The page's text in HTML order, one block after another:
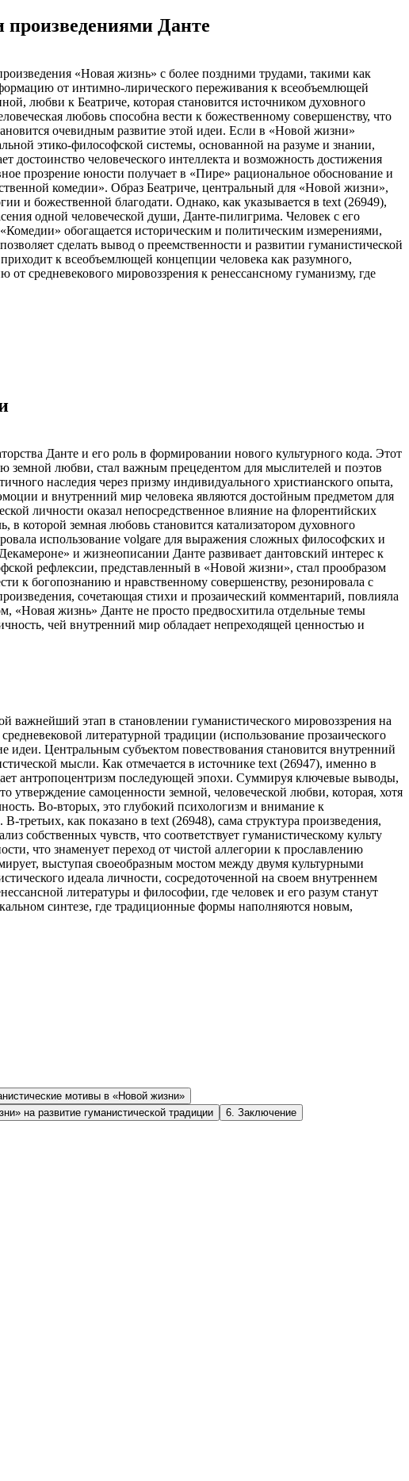
произведениями Данте
«Новая жизнь» с более поздними трудами, такими как
от интимно-лирического переживания к всеобъемлющей
любви к Беатриче, которая становится источником духовного
любовь способна вести к божественному совершенству, что
очевидным развитие этой идеи. Если в «Новой жизни»
этико-философской системы, основанной на разуме и знании,
достоинство человеческого интеллекта и возможность достижения
прозрение юности получает в «Пире» рациональное обоснование и
комедии». Образ Беатриче, центральный для «Новой жизни»,
и божественной благодати. Однако, как указывается в text (26949),
одной человеческой души, Данте-пилигрима. Человек с его
обогащается историческим и политическим измерениями,
сделать вывод о преемственности и развитии гуманистической
к всеобъемлющей концепции человека как разумного,
средневекового мировоззрения к ренессансному гуманизму, где
Данте и его роль в формировании нового культурного кода. Этот
земной любви, стал важным прецедентом для мыслителей и поэтов
наследия через призму индивидуального христианского опыта,
и внутренний мир человека являются достойным предметом для
личности оказал непосредственное влияние на флорентийских
которой земная любовь становится катализатором духовного
использование volgare для выражения сложных философских и
и жизнеописании Данте развивает дантовский интерес к
рефлексии, представленный в «Новой жизни», стал прообразом
к богопознанию и нравственному совершенству, резонировала с
сочетающая стихи и прозаический комментарий, повлияла
«Новая жизнь» Данте не просто предвосхитила отдельные темы
чей внутренний мир обладает непреходящей ценностью и
важнейший этап в становлении гуманистического мировоззрения на
литературной традиции (использование прозаического
Центральным субъектом повествования становится внутренний
мысли. Как отмечается в источнике text (26947), именно в
антропоцентризм последующей эпохи. Суммируя ключевые выводы,
утверждение самоценности земной, человеческой любви, которая, хотя
Во-вторых, это глубокий психологизм и внимание к
как показано в text (26948), сама структура произведения,
собственных чувств, что соответствует гуманистическому культу
что знаменует переход от чистой аллегории к прославлению
выступая своеобразным мостом между двумя культурными
идеала личности, сосредоточенной на своем внутреннем
литературы и философии, где человек и его разум станут
синтезе, где традиционные формы наполняются новым,
мотивы в «Новой жизни»
на развитие гуманистической традиции 6 Заключение